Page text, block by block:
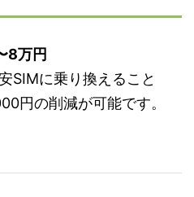
8万円
SIMに乗り換えること
円の削減が可能です。